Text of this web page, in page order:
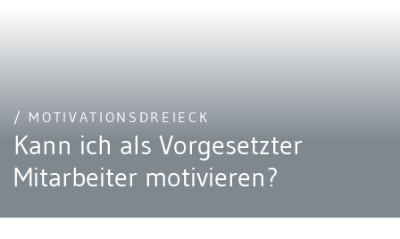
/ MOTIVATIONSDREIECK
Kann ich als Vorgesetzter
Mitarbeiter motivieren?